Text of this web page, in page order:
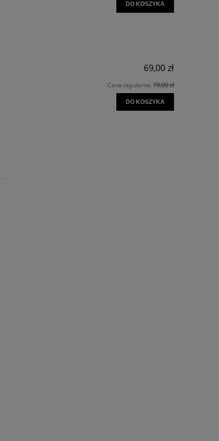
DO KOSZYKA
69,00 zł
Cena regularna: 79,00 zł
DO KOSZYKA